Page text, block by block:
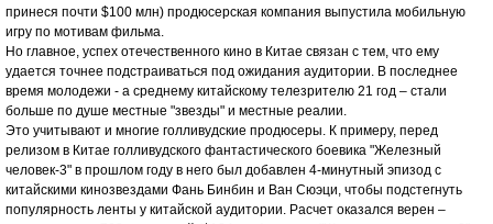
принеся почти $100 млн) продюсерская компания выпустила мобильную
игру по мотивам фильма.
Но главное, успех отечественного кино в Китае связан с тем, что ему
удается точнее подстраиваться под ожидания аудитории. В последнее
время молодежи - а среднему китайскому телезрителю 21 год – стали
больше по душе местные "звезды" и местные реалии.
Это учитывают и многие голливудские продюсеры. К примеру, перед
релизом в Китае голливудского фантастического боевика "Железный
человек-3" в прошлом году в него был добавлен 4-минутный эпизод с
китайскими кинозвездами Фань Бинбин и Ван Сюэци, чтобы подстегнуть
популярность ленты у китайской аудитории. Расчет оказался верен –